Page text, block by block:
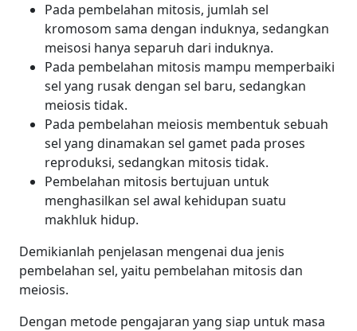
Pada pembelahan mitosis, jumlah sel
kromosom sama dengan induknya, sedangkan
meisosi hanya separuh dari induknya.
Pada pembelahan mitosis mampu memperbaiki
sel yang rusak dengan sel baru, sedangkan
meiosis tidak.
Pada pembelahan meiosis membentuk sebuah
sel yang dinamakan sel gamet pada proses
reproduksi, sedangkan mitosis tidak.
Pembelahan mitosis bertujuan untuk
menghasilkan sel awal kehidupan suatu
makhluk hidup.
Demikianlah penjelasan mengenai dua jenis
pembelahan sel, yaitu pembelahan mitosis dan
meiosis.
Dengan metode pengajaran yang siap untuk masa